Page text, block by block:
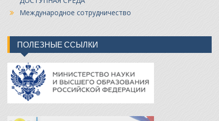
Международное сотрудничество
ПОЛЕЗНЫЕ ССЫЛКИ